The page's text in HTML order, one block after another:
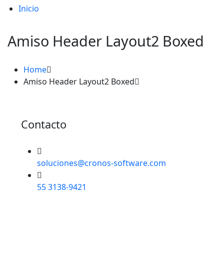
Inicio
Amiso Header Layout2 Boxed
Home
Amiso Header Layout2 Boxed
Contacto
soluciones@cronos-software.com
55 3138-9421